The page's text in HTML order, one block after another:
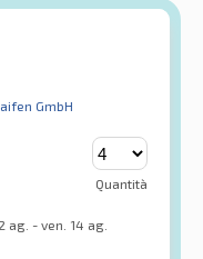
GmbH
Quantità
ag. - ven. 14 ag.